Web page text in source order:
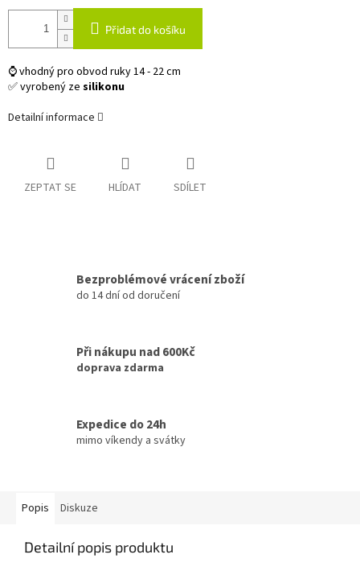
Přidat do košíku
⌚ vhodný pro obvod ruky 14 - 22 cm
✅ vyrobený ze silikonu
Detailní informace
ZEPTAT SE HLÍDAT SDÍLET
Bezproblémové vrácení zboží
do 14 dní od doručení
Při nákupu nad 600Kč
doprava zdarma
Expedice do 24h
mimo víkendy a svátky
Popis Diskuze
Detailní popis produktu